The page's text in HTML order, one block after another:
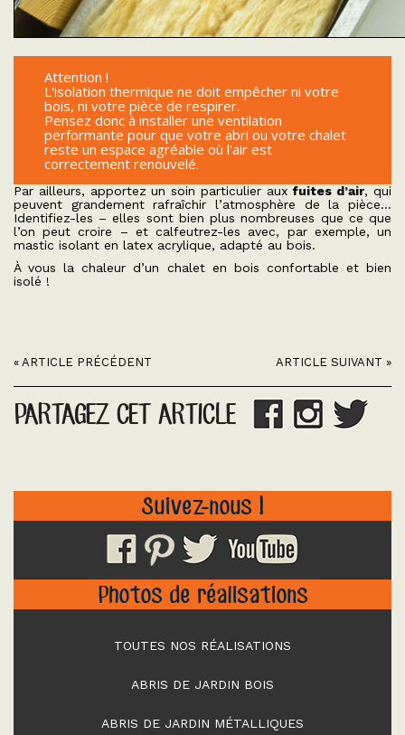
Attention !
L'isolation thermique ne doit empêcher ni votre
bois, ni votre pièce de respirer.
Pensez donc à installer une ventilation
performante pour que votre abri ou votre chalet
reste un espace agréable où l'air est
correctement renouvelé.
Par ailleurs, apportez un soin particulier auxfuites d’air, qui
peuvent grandement rafraîchir l’atmosphère de la pièce…
Identifiez-les – elles sont bien plus nombreuses que ce que
l’on peut croire – et calfeutrez-les avec, par exemple, un
mastic isolant en latex acrylique, adapté au bois.
À vous la chaleur d’un chalet en bois confortable et bien
isolé !
« ARTICLE PRÉCÉDENT ARTICLE SUIVANT »
PARTAGEZ CET ARTICLE
Suivez-nous !
Photos de réalisations
TOUTES NOS RÉALISATIONS
ABRIS DE JARDIN BOIS
ABRIS DE JARDIN MÉTALLIQUES